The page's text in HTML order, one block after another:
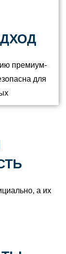
премиум-
для
а их